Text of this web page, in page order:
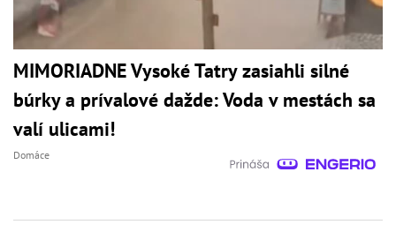
MIMORIADNE Vysoké Tatry zasiahli silné
búrky a prívalové dažde: Voda v mestách sa
valí ulicami!
Domáce